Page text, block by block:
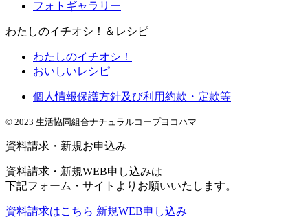
フォトギャラリー
わたしのイチオシ！＆レシピ
わたしのイチオシ！
おいしいレシピ
個人情報保護方針及び利用約款・定款等
© 2023 生活協同組合ナチュラルコープヨコハマ
資料請求・新規お申込み
資料請求・新規WEB申し込みは
下記フォーム・サイトよりお願いいたします。
資料請求はこちら 新規WEB申し込み